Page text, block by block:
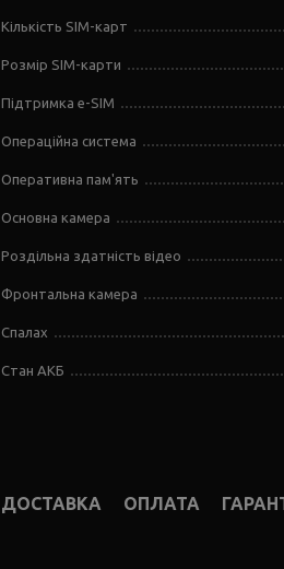
Кількість SIM-карт
Розмір SIM-карти
Підтримка e-SIM
Операційна система
Оперативна пам'ять
Основна камера
Роздільна здатність відео
Фронтальна камера
Спалах
Стан АКБ
ДОСТАВКА ОПЛАТА